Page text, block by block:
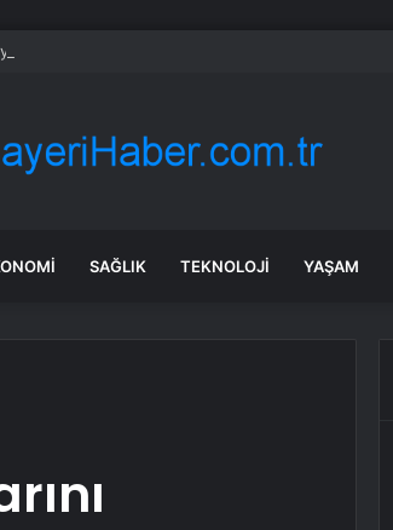
Serter’in savunmaları aynı
SAĞLIK TEKNOLOJI YAŞAM